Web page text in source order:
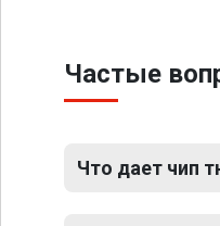
Частые
Что дает чип